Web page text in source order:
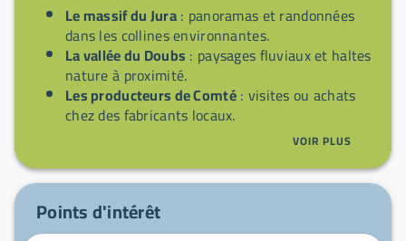
Le massif du Jura: panoramas et randonnées
dans les collines environnantes.
La vallée du Doubs : paysages fluviaux et haltes
nature à proximité.
Les producteurs de Comté: visites ou achats
chez des fabricants locaux.
: balades faciles à
VOIR PLUS
Points d'intérêt